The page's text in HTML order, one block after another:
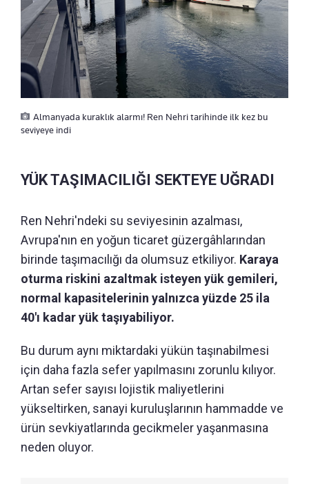
Almanyada kuraklık alarmı! Ren Nehri tarihinde ilk kez bu
seviyeye indi
YÜK TAŞIMACILIĞI SEKTEYE UĞRADI
Ren Nehri'ndeki su seviyesinin azalması,
Avrupa'nın en yoğun ticaret güzergâhlarından
birinde taşımacılığı da olumsuz etkiliyor. Karaya
oturma riskini azaltmak isteyen yük gemileri,
normal kapasitelerinin yalnızca yüzde 25 ila
40'ı kadar yük taşıyabiliyor.
Bu durum aynı miktardaki yükün taşınabilmesi
için daha fazla sefer yapılmasını zorunlu kılıyor.
Artan sefer sayısı lojistik maliyetlerini
yükseltirken, sanayi kuruluşlarının hammadde ve
ürün sevkiyatlarında gecikmeler yaşanmasına
neden oluyor.